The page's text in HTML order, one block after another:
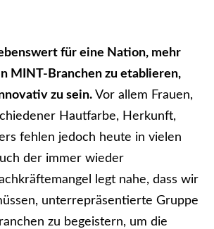
für eine Nation, mehr
MINT-Branchen zu etablieren,
zu sein. Vor allem Frauen,
Hautfarbe, Herkunft,
fehlen jedoch heute in vielen
der immer wieder
legt nahe, dass wir
unterrepräsentierte Gruppe
zu begeistern, um die